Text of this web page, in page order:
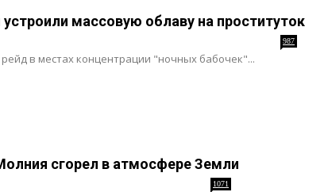
массовую облаву на проституток
987
в местах концентрации "ночных бабочек"...
сгорел в атмосфере Земли
1071